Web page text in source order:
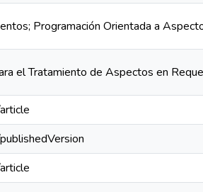
Programación Orientada a
el Tratamiento de Aspectos en